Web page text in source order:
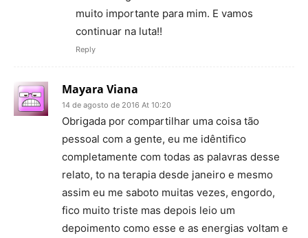
muito importante para mim. E vamos
continuar na luta!!
Reply
Mayara Viana
14 de agosto de 2016 At 10:20
Obrigada por compartilhar uma coisa tão
pessoal com a gente, eu me idêntifico
completamente com todas as palavras desse
relato, to na terapia desde janeiro e mesmo
assim eu me saboto muitas vezes, engordo,
fico muito triste mas depois leio um
depoimento como esse e as energias voltam e